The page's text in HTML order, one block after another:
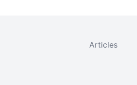
Articles